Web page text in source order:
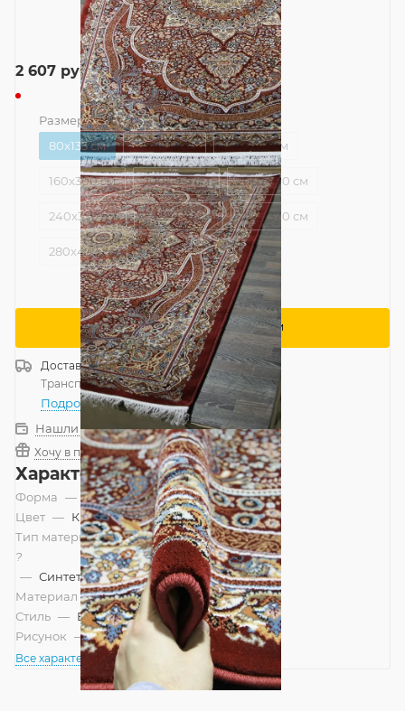
2 607 руб.
Размер — 80x133 см
80x133 см
120x170 см 160x220 см
160x300 см 200x285 см 200x400 см
240x330 см 240x500 см 280x370 см
280x470 см
Сообщить о поступлении
ДоставкаРоссия
Транспортной компанией —бесплатно
Подробнее
Нашли дешевле?
Хочу в подарок
Характеристики
Форма — Прямоугольник
Цвет — Красный
Тип материала
?
— Синтетический
Материал — Полипропилен
Стиль — Восточный
Рисунок — Классический
Все характеристики